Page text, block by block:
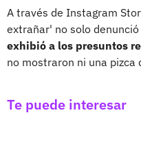
A través de Instagram
extrañar' no solo denunció
exhibió a los presuntos
no mostraron ni una
Te puede interesar